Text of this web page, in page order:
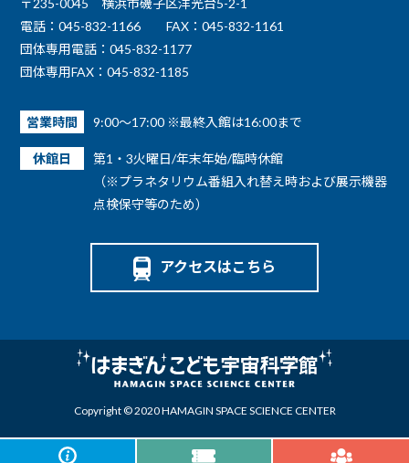
〒235-0045 横浜市磯子区洋光台5-2-1
電話：045-832-1166
FAX：045-832-1161
団体専用電話：045-832-1177
団体専用FAX：045-832-1185
営業時間 9:00～17:00 ※最終入館は16:00まで
休館日
第1・3火曜日/年末年始/臨時休館
（※プラネタリウム番組入れ替え時および展示機器
点検保守等のため）
アクセスはこちら
Copyright © 2020 HAMAGIN SPACE SCIENCE CENTER